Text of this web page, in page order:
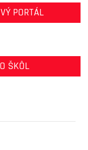
PORTÁL
ŠKÔL